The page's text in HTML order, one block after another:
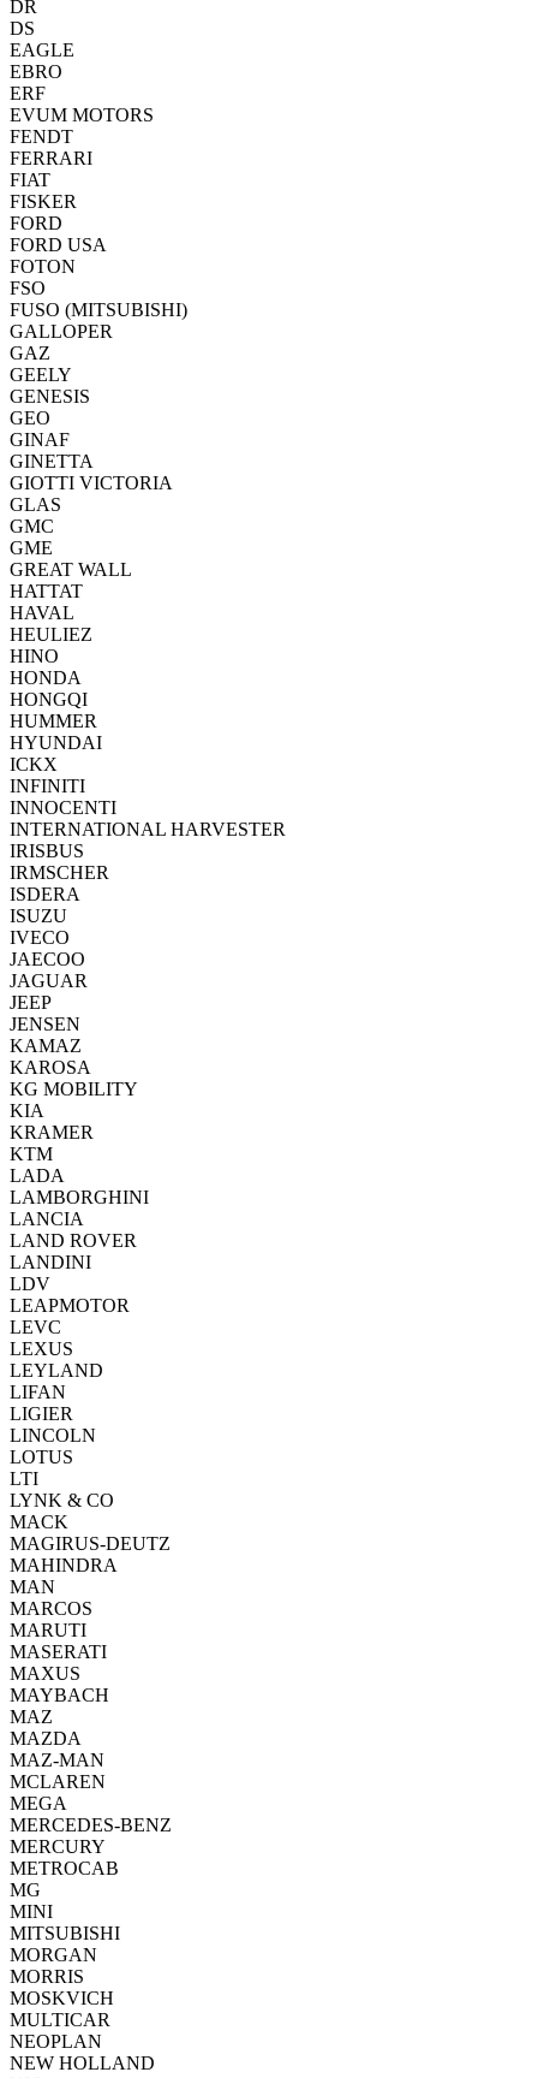
DR
DS
EAGLE
EBRO
ERF
EVUM MOTORS
FENDT
FERRARI
FIAT
FISKER
FORD
FORD USA
FOTON
FSO
FUSO (MITSUBISHI)
GALLOPER
GAZ
GEELY
GENESIS
GEO
GINAF
GINETTA
GIOTTI VICTORIA
GLAS
GMC
GME
GREAT WALL
HATTAT
HAVAL
HEULIEZ
HINO
HONDA
HONGQI
HUMMER
HYUNDAI
ICKX
INFINITI
INNOCENTI
INTERNATIONAL HARVESTER
IRISBUS
IRMSCHER
ISDERA
ISUZU
IVECO
JAECOO
JAGUAR
JEEP
JENSEN
KAMAZ
KAROSA
KG MOBILITY
KIA
KRAMER
KTM
LADA
LAMBORGHINI
LANCIA
LAND ROVER
LANDINI
LDV
LEAPMOTOR
LEVC
LEXUS
LEYLAND
LIFAN
LIGIER
LINCOLN
LOTUS
LTI
LYNK & CO
MACK
MAGIRUS-DEUTZ
MAHINDRA
MAN
MARCOS
MARUTI
MASERATI
MAXUS
MAYBACH
MAZ
MAZDA
MAZ-MAN
MCLAREN
MEGA
MERCEDES-BENZ
MERCURY
METROCAB
MG
MINI
MITSUBISHI
MORGAN
MORRIS
MOSKVICH
MULTICAR
NEOPLAN
NEW HOLLAND